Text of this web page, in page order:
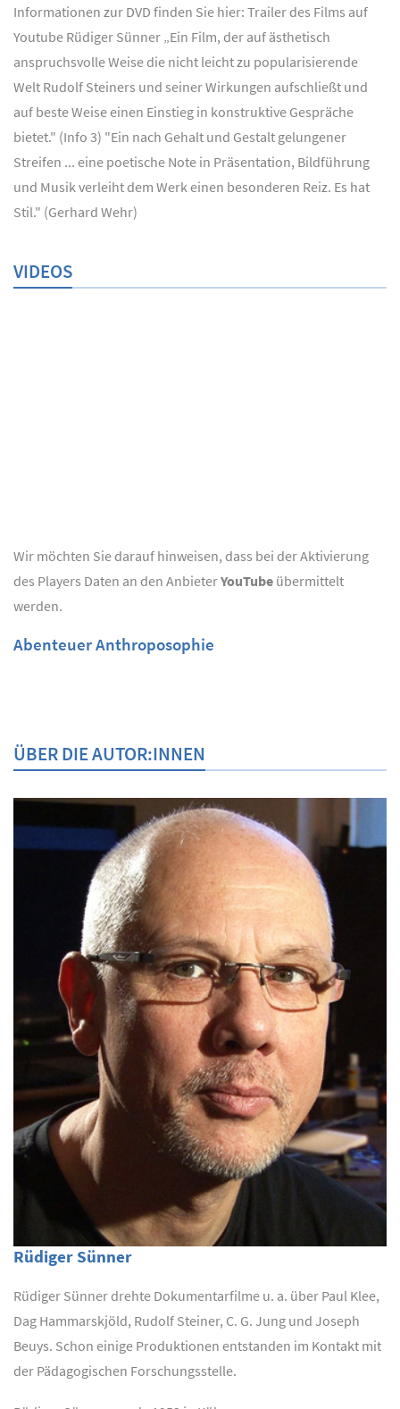
Informationen zur DVD finden Sie hier: Trailer des Films auf
Youtube Rüdiger Sünner „Ein Film, der auf ästhetisch
anspruchsvolle Weise die nicht leicht zu popularisierende
Welt Rudolf Steiners und seiner Wirkungen aufschließt und
auf beste Weise einen Einstieg in konstruktive Gespräche
bietet." (Info 3) "Ein nach Gehalt und Gestalt gelungener
Streifen ... eine poetische Note in Präsentation, Bildführung
und Musik verleiht dem Werk einen besonderen Reiz. Es hat
Stil." (Gerhard Wehr)
VIDEOS
Wir möchten Sie darauf hinweisen, dass bei der Aktivierung
des Players Daten an den AnbieterYouTube übermittelt
werden.
Abenteuer Anthroposophie
ÜBER DIE AUTOR:INNEN
Rüdiger Sünner
Rüdiger Sünner drehte Dokumentarfilme u. a. über Paul Klee,
Dag Hammarskjöld, Rudolf Steiner, C. G. Jung und Joseph
Beuys. Schon einige Produktionen entstanden im Kontakt mit
der Pädagogischen Forschungsstelle.